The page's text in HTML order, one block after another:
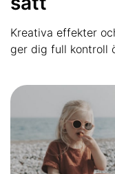
Kreativa effekter
ger dig full kontroll